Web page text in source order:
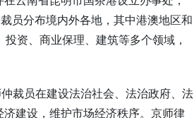
员分布境内外各地，其中港澳地区和
资、商业保理、建筑等多个领域，
裁员在建设法治社会、法治政府、法
建设，维护市场经济秩序。京师律